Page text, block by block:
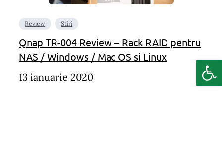
Review Stiri
Qnap TR-004 Review – Rack RAID pentru
NAS / Windows / Mac OS si Linux
13 ianuarie 2020